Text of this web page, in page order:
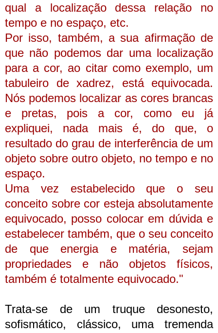
qual a localização dessa relação no
tempo e no espaço, etc.
Por isso, também, a sua afirmação de
que não podemos dar uma localização
para a cor, ao citar como exemplo, um
tabuleiro de xadrez, está equivocada.
Nós podemos localizar as cores brancas
e pretas, pois a cor, como eu já
expliquei, nada mais é, do que, o
resultado do grau de interferência de um
objeto sobre outro objeto, no tempo e no
espaço.
Uma vez estabelecido que o seu
conceito sobre cor esteja absolutamente
equivocado, posso colocar em dúvida e
estabelecer também, que o seu conceito
de que energia e matéria, sejam
propriedades e não objetos físicos,
também é totalmente equivocado."
Trata-se de um truque desonesto,
sofismático, clássico, uma tremenda